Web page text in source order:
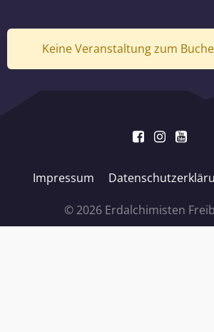
Keine Veranstaltung zum
Impressum
© 2026 Erdalchimisten